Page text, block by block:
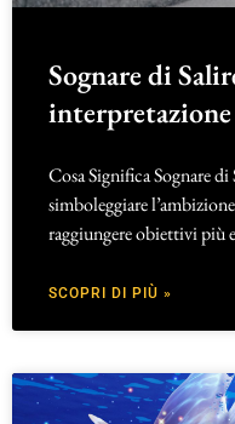
Sognare di
interpretazione
Cosa Significa Sognare
simboleggiare
raggiungere obiettivi più
SCOPRI DI PIÙ »